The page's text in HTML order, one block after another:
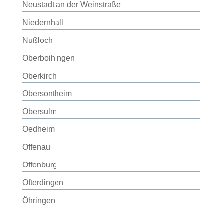
Neustadt an der Weinstraße
Niedernhall
Nußloch
Oberboihingen
Oberkirch
Obersontheim
Obersulm
Oedheim
Offenau
Offenburg
Ofterdingen
Öhringen